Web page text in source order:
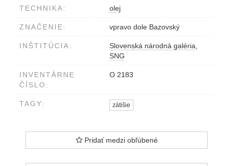
TECHNIKA: olej
ZNAČENIE: vpravo dole Bazovský
INŠTITÚCIA:
Slovenská národná galéria,
SNG
INVENTÁRNE
ČÍSLO:
O 2183
TAGY: zátišie
Pridať medzi obľúbené